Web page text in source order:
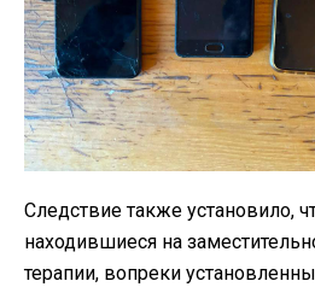
Следствие также установило,
находившиеся на
терапии, вопреки